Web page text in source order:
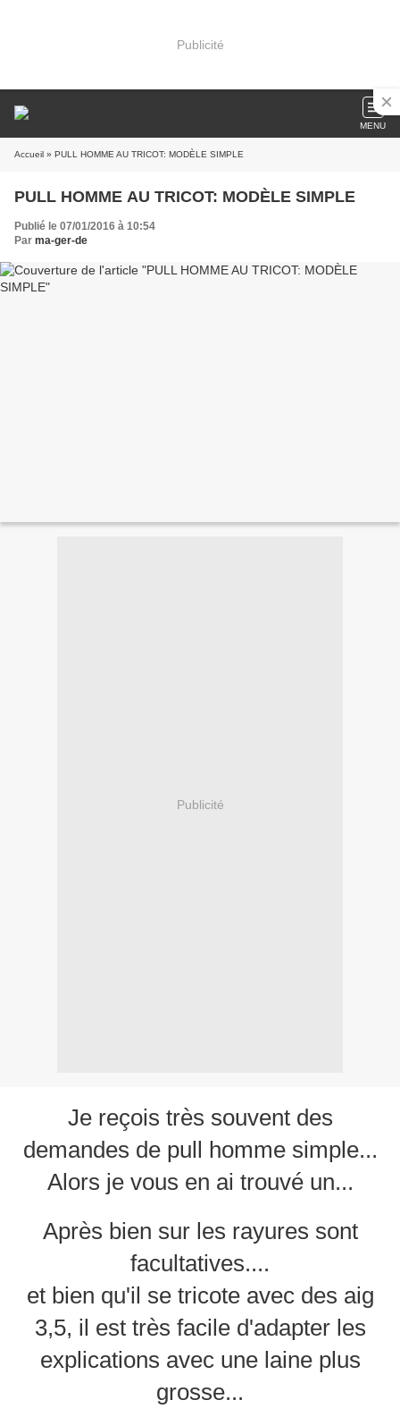
Publicité
MENU
Accueil » PULL HOMME AU TRICOT: MODÈLE SIMPLE
PULL HOMME AU TRICOT: MODÈLE SIMPLE
Publié le 07/01/2016 à 10:54
Par ma-ger-de
Publicité
Je reçois très souvent des
demandes de pull homme simple...
Alors je vous en ai trouvé un...
Après bien sur les rayures sont
facultatives....
et bien qu'il se tricote avec des aig
3,5, il est très facile d'adapter les
explications avec une laine plus
grosse...